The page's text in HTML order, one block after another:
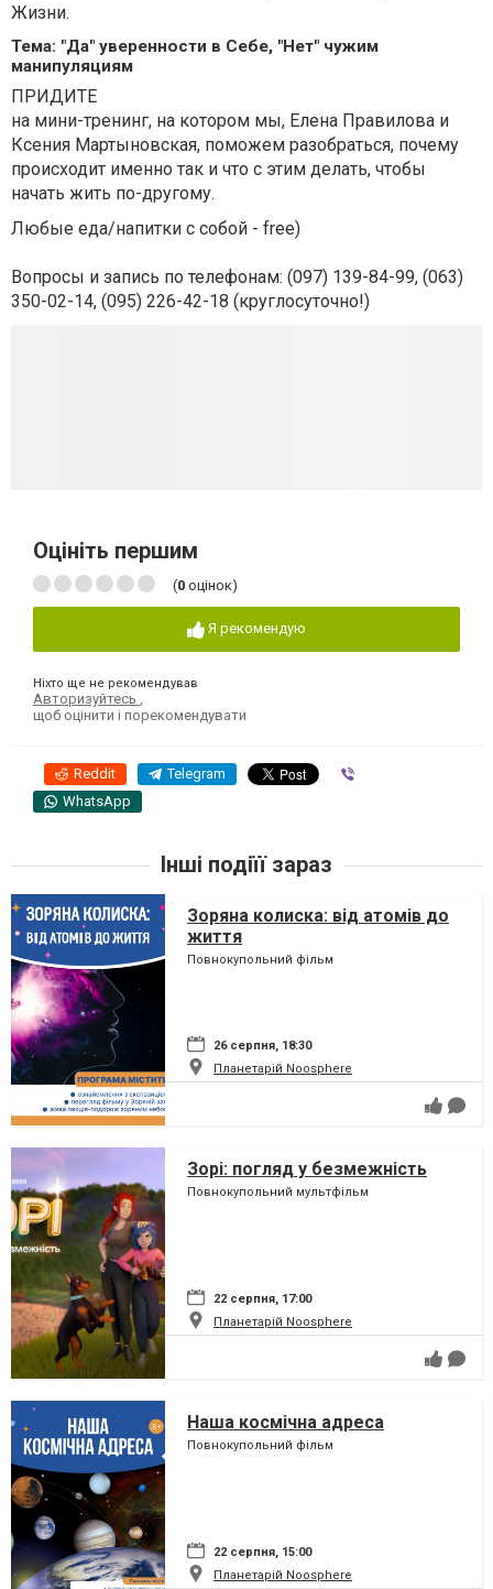
Жизни.
Тема: "Да" уверенности в Себе, "Нет" чужим
манипуляциям
ПРИДИТЕ
на мини-тренинг, на котором мы, Елена Правилова и
Ксения Мартыновская, поможем разобраться, почему
происходит именно так и что с этим делать, чтобы
начать жить по-другому.
Любые еда/напитки с собой - free)
Вопросы и запись по телефонам: (097) 139-84-99, (063)
350-02-14, (095) 226-42-18 (круглосуточно!)
Оцініть першим
(0 оцінок)
Я рекомендую
Ніхто ще не рекомендував
Авторизуйтесь
щоб оцінити і порекомендувати
Reddit Telegram
WhatsApp
Інші подіїї зараз
Зоряна колиска: від атомів до
життя
Повнокупольний фільм
26 серпня, 18:30
Планетарій Noosphere
Зорі: погляд у безмежність
Повнокупольний мультфільм
22 серпня, 17:00
Планетарій Noosphere
Наша космічна адреса
Повнокупольний фільм
22 серпня, 15:00
Планетарій Noosphere